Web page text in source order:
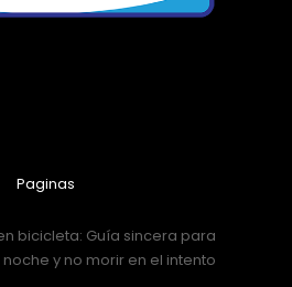
Paginas
bicicleta: Guía sincera para
y no morir en el intento